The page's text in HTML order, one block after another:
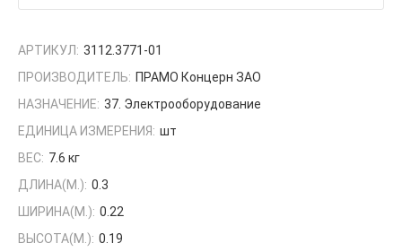
АРТИКУЛ: 3112.3771-01
ПРОИЗВОДИТЕЛЬ: ПРАМО Концерн ЗАО
НАЗНАЧЕНИЕ: 37. Электрооборудование
ЕДИНИЦА ИЗМЕРЕНИЯ: шт
ВЕС: 7.6 кг
ДЛИНА(М.): 0.3
ШИРИНА(М.): 0.22
ВЫСОТА(М.): 0.19